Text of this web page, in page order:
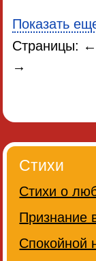
Показать
Страницы: ←
→
Стихи
Стихи о
Признание
Спокойной